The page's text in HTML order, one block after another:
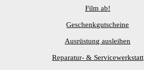
Film ab!
Geschenkgutscheine
Ausrüstung ausleihen
Reparatur- & Servicewerkstatt